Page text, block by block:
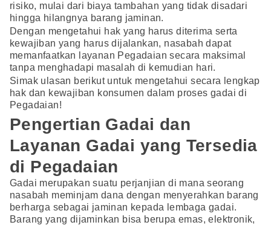
risiko, mulai dari biaya tambahan yang tidak disadari
hingga hilangnya barang jaminan.
Dengan mengetahui hak yang harus diterima serta
kewajiban yang harus dijalankan, nasabah dapat
memanfaatkan layanan Pegadaian secara maksimal
tanpa menghadapi masalah di kemudian hari.
Simak ulasan berikut untuk mengetahui secara lengkap
hak dan kewajiban konsumen dalam proses gadai di
Pegadaian!
Pengertian Gadai dan
Layanan Gadai yang Tersedia
di Pegadaian
Gadai merupakan suatu perjanjian di mana seorang
nasabah meminjam dana dengan menyerahkan barang
berharga sebagai jaminan kepada lembaga gadai.
Barang yang dijaminkan bisa berupa emas, elektronik,